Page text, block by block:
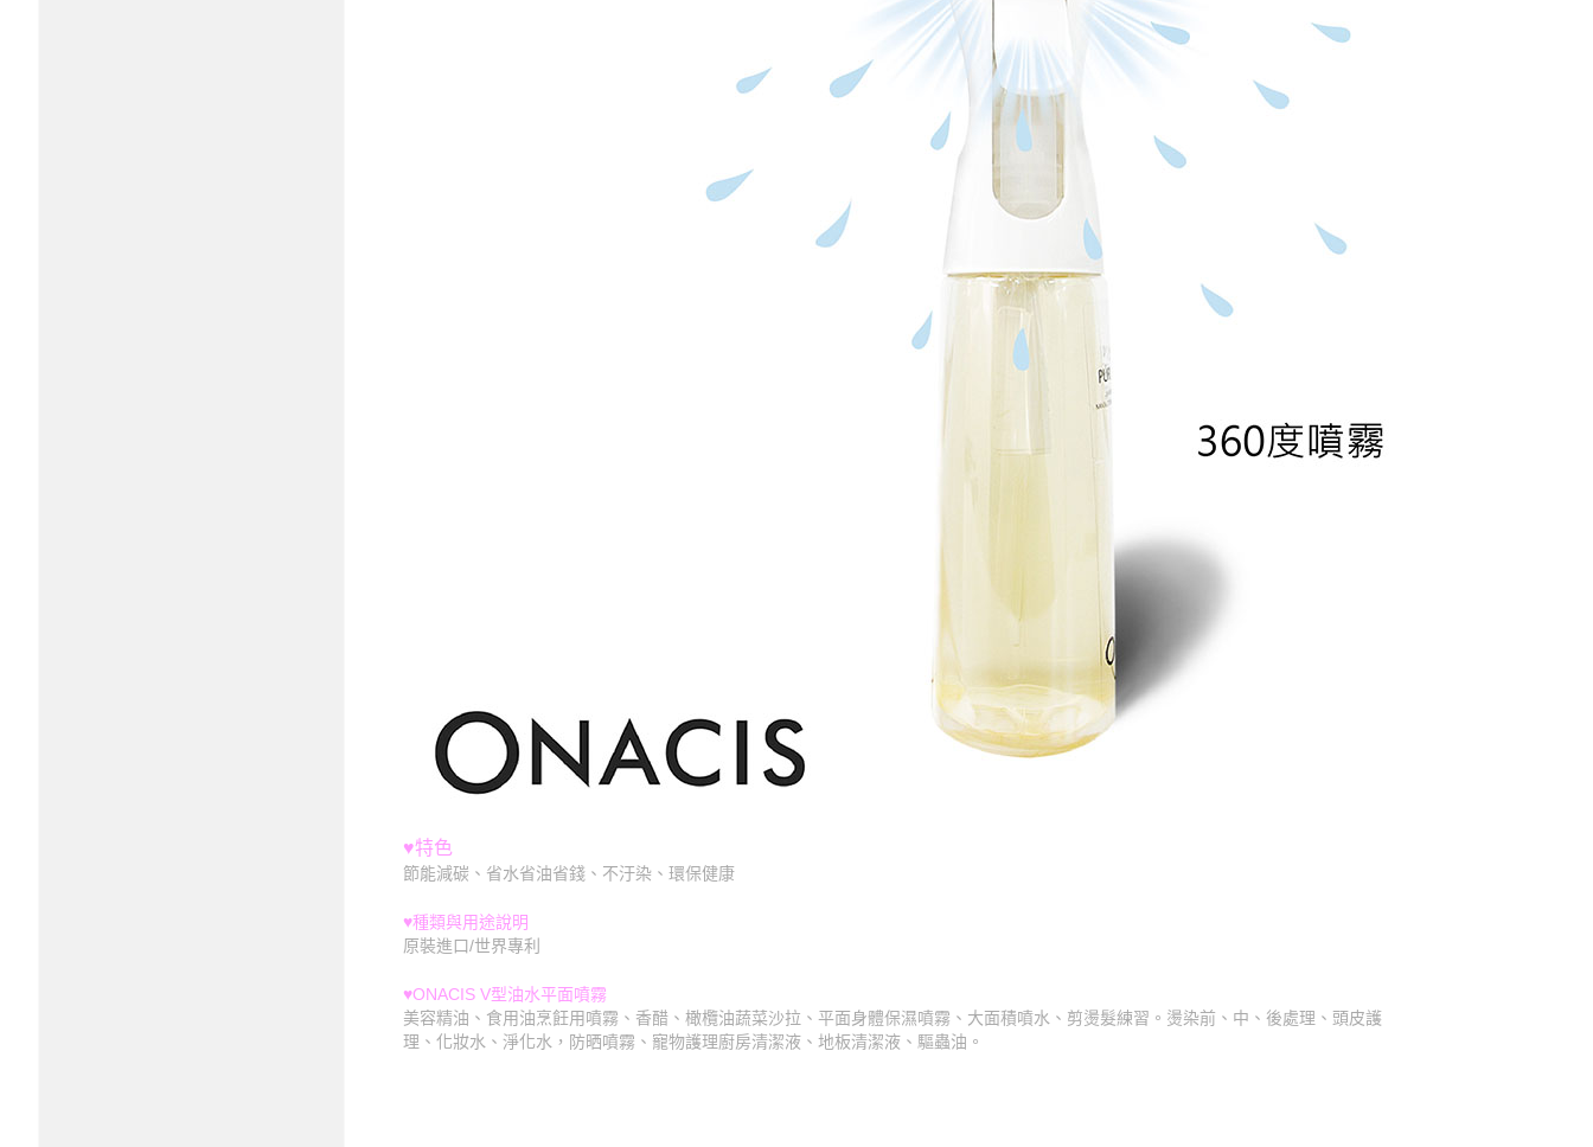
♥特色
節能減碳、省水省油省錢、不汙染、環保健康
♥種類與用途說明
原裝進口/世界專利
♥ONACIS V型油水平面噴霧
美容精油、食用油烹飪用噴霧、香醋、橄欖油蔬菜沙拉、平面身體保濕噴霧、大面積噴水、剪燙髮練習。燙染前、中、後處理、頭皮護
理、化妝水、淨化水，防晒噴霧、寵物護理廚房清潔液、地板清潔液、驅蟲油。